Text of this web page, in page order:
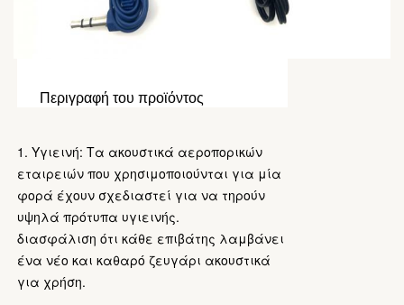
Περιγραφή του προϊόντος
1. Υγιεινή: Τα ακουστικά αεροπορικών
εταιρειών που χρησιμοποιούνται για μία
φορά έχουν σχεδιαστεί για να τηρούν
υψηλά πρότυπα υγιεινής.
διασφάλιση ότι κάθε επιβάτης λαμβάνει
ένα νέο και καθαρό ζευγάρι ακουστικά
για χρήση.